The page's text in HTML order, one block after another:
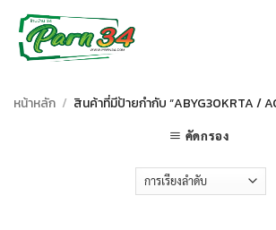
content
หน้าหลัก / สินค้าที่มีป้ายกำกับ “ABYG30KRTA /
คัดกรอง